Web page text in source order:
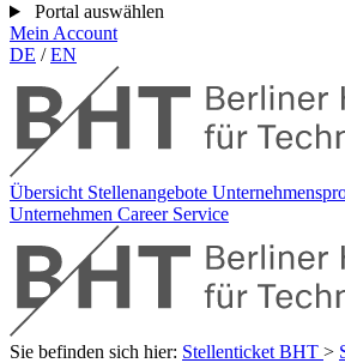
Portal auswählen
Mein Account
DE /EN
Übersicht Stellenangebote
Unternehmen Career Service
Sie befinden sich hier: Stellenticket BHT >